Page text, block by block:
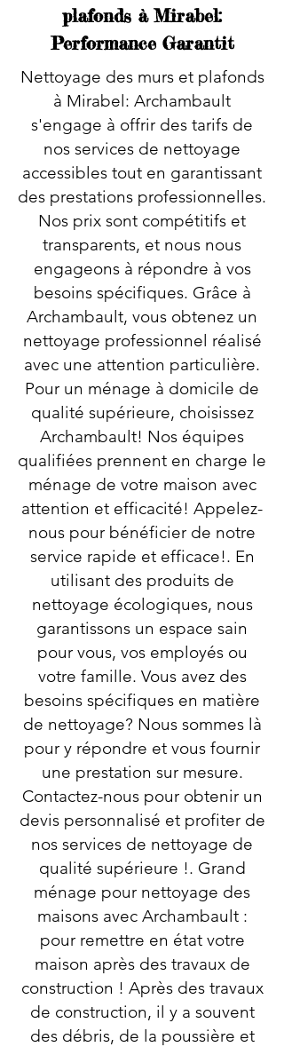
plafonds à Mirabel:
Performance Garantit
Nettoyage des murs et plafonds
à Mirabel: Archambault
s'engage à offrir des tarifs de
nos services de nettoyage
accessibles tout en garantissant
des prestations professionnelles.
Nos prix sont compétitifs et
transparents, et nous nous
engageons à répondre à vos
besoins spécifiques. Grâce à
Archambault, vous obtenez un
nettoyage professionnel réalisé
avec une attention particulière.
Pour un ménage à domicile de
qualité supérieure, choisissez
Archambault! Nos équipes
qualifiées prennent en charge le
ménage de votre maison avec
attention et efficacité! Appelez-
nous pour bénéficier de notre
service rapide et efficace!. En
utilisant des produits de
nettoyage écologiques, nous
garantissons un espace sain
pour vous, vos employés ou
votre famille. Vous avez des
besoins spécifiques en matière
de nettoyage? Nous sommes là
pour y répondre et vous fournir
une prestation sur mesure.
Contactez-nous pour obtenir un
devis personnalisé et profiter de
nos services de nettoyage de
qualité supérieure !. Grand
ménage pour nettoyage des
maisons avec Archambault :
pour remettre en état votre
maison après des travaux de
construction ! Après des travaux
de construction, il y a souvent
des débris, de la poussière et